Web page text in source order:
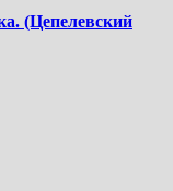
(Цепелевский